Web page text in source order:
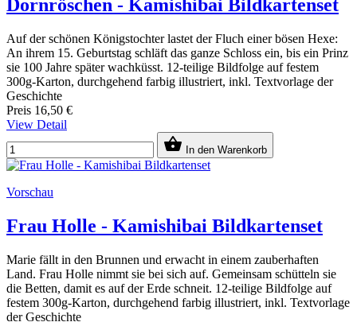
Dornröschen - Kamishibai Bildkartenset
Auf der schönen Königstochter lastet der Fluch einer bösen Hexe:
An ihrem 15. Geburtstag schläft das ganze Schloss ein, bis ein Prinz
sie 100 Jahre später wachküsst. 12-teilige Bildfolge auf festem
300g-Karton, durchgehend farbig illustriert, inkl. Textvorlage der
Geschichte
Preis 16,50 €
View Detail
 In den Warenkorb
Vorschau
Frau Holle - Kamishibai Bildkartenset
Marie fällt in den Brunnen und erwacht in einem zauberhaften
Land. Frau Holle nimmt sie bei sich auf. Gemeinsam schütteln sie
die Betten, damit es auf der Erde schneit. 12-teilige Bildfolge auf
festem 300g-Karton, durchgehend farbig illustriert, inkl. Textvorlage
der Geschichte